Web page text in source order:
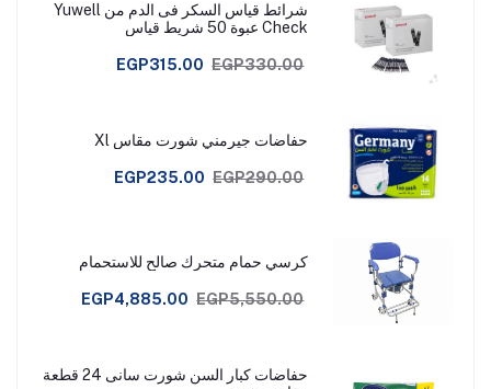
شرائط قياس السكر فى الدم من Yuwell
Check عبوة 50 شريط قياس
EGP315.00 EGP330.00
حفاضات جيرمني شورت مقاس Xl
EGP235.00 EGP290.00
كرسي حمام متحرك صالح للاستحمام
EGP4,885.00 EGP5,550.00
حفاضات كبار السن شورت سانى 24 قطعة